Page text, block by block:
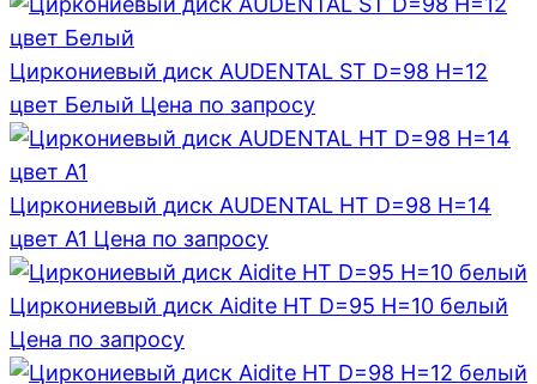
Циркониевый диск AUDENTAL ST D=98 H=12
цвет Белый Цена по запросу
Циркониевый диск AUDENTAL HT D=98 H=14
цвет A1 Цена по запросу
Циркониевый диск Aidite HT D=95 H=10 белый
Цена по запросу